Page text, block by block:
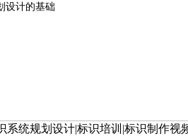
设计的基础